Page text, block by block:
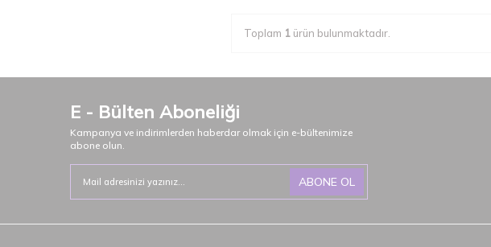
Toplam 1 ürün bulunmaktadır.
E - Bülten Aboneliği
Kampanya ve indirimlerden haberdar olmak için e-bültenimize
abone olun.
ABONE OL